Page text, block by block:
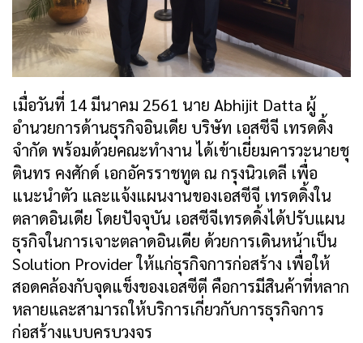
เมื่อวันที่ 14 มีนาคม 2561 นาย Abhijit Datta ผู้
อำนวยการด้านธุรกิจอินเดีย บริษัท เอสซีจี เทรดดิ้ง
จำกัด พร้อมด้วยคณะทำงาน ได้เข้าเยี่ยมคารวะนายชุ
ตินทร คงศักด์ เอกอัครราชทูต ณ กรุงนิวเดลี เพื่อ
แนะนำตัว และแจ้งแผนงานของเอสซีจี เทรดดิ้งใน
ตลาดอินเดีย โดยปัจจุบัน เอสซีจีเทรดดิ้งได้ปรับแผน
ธุรกิจในการเจาะตลาดอินเดีย ด้วยการเดินหน้าเป็น
Solution Provider ให้แก่ธุรกิจการก่อสร้าง เพื่อให้
สอดคล้องกับจุดแข็งของเอสซีตี คือการมีสินค้าที่หลาก
หลายและสามารถให้บริการเกี่ยวกับการธุรกิจการ
ก่อสร้างแบบครบวงจร